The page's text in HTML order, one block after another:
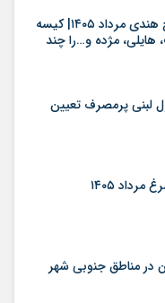
قیمت جدید انواع برنج هندی مرداد ۱۴۰۵| کیسه
هایلی، مژده و…را چند
۳ محصول لبنی پرمصرف تعیین
۱۴۰۵
در مناطق جنوبی شهر